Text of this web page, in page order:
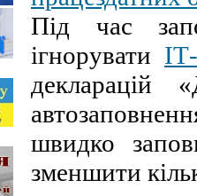
Під час
ігнорувати IT
декларацій
швидко
зменшити